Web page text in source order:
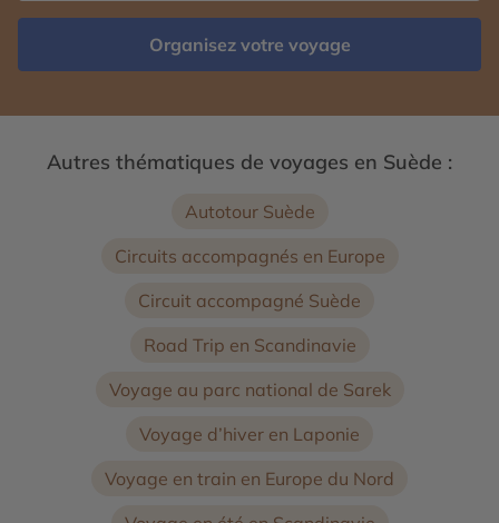
Organisez votre voyage
Autres thématiques de voyages en Suède :
Autotour Suède
Circuits accompagnés en Europe
Circuit accompagné Suède
Road Trip en Scandinavie
Voyage au parc national de Sarek
Voyage d’hiver en Laponie
Voyage en train en Europe du Nord